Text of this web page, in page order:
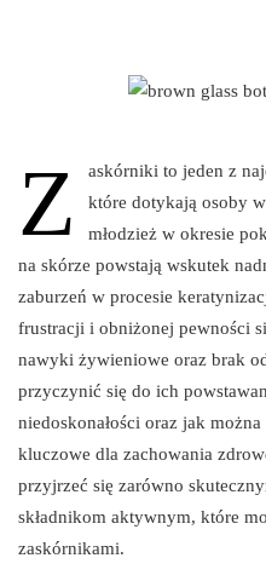
Z
askórniki to jeden z
które dotykają osoby
młodzież w okresie
na skórze powstają wskutek
zaburzeń w procesie
frustracji i obniżonej pewności
nawyki żywieniowe oraz brak
przyczynić się do ich
niedoskonałości oraz jak
kluczowe dla zachowania
przyjrzeć się zarówno
składnikom aktywnym, które
zaskórnikami.